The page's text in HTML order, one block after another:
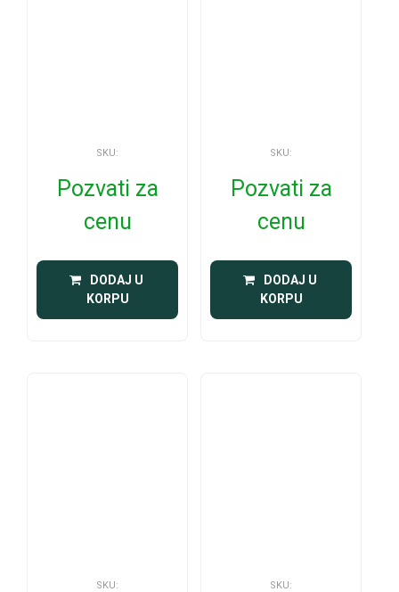
SKU:
Pozvati za
cenu
DODAJ U
KORPU
SKU:
Pozvati za
cenu
DODAJ U
KORPU
SKU: SKU: